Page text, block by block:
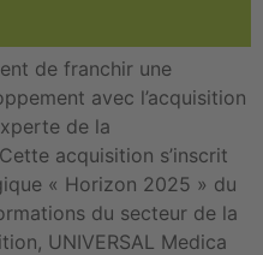
de franchir une
avec l’acquisition
de la
acquisition s’inscrit
« Horizon 2025 » du
du secteur de la
UNIVERSAL Medica